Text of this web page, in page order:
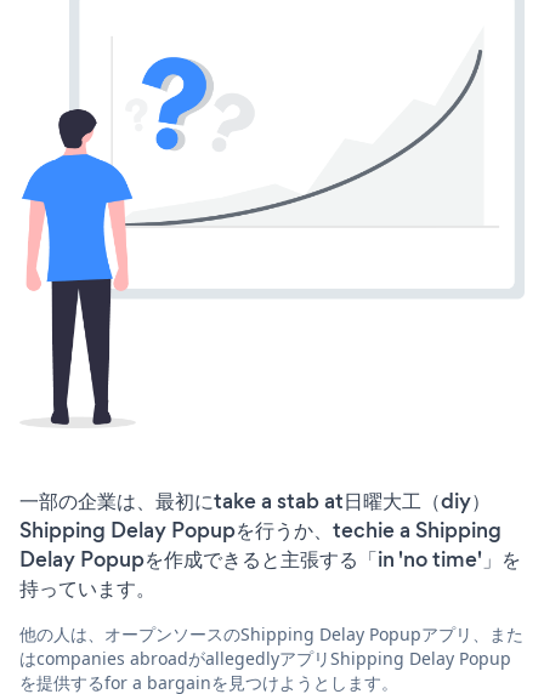
一部の企業は、最初にtake a stab at日曜大工（diy）
Shipping Delay Popupを行うか、techie a Shipping
Delay Popupを作成できると主張する「in 'no time'」を
持っています。
他の人は、オープンソースのShipping Delay Popupアプリ、また
はcompanies abroadがallegedlyアプリShipping Delay Popup
を提供するfor a bargainを見つけようとします。